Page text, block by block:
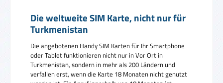
Die weltweite SIM Karte, nicht nur für
Turkmenistan
Die angebotenen Handy SIM Karten für Ihr Smartphone
oder Tablet funktionieren nicht nur in Vor Ort in
Turkmenistan, sondern in mehr als 200 Ländern und
verfallen erst, wenn die Karte 18 Monaten nicht genutzt